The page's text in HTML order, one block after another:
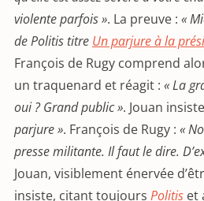
violente parfois ». La preuve : «
de Politis titre Un parjure à la
François de Rugy comprend
un traquenard et réagit : « La
oui ? Grand public ». Jouan
parjure ». François de Rugy : «
presse militante. Il faut le dire.
Jouan, visiblement énervée
insiste, citant toujours Politis et